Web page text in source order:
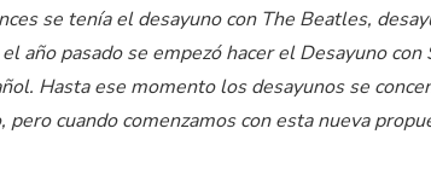
se tenía el desayuno con The Beatles,
año pasado se empezó hacer el Desayuno con
Hasta ese momento los desayunos se
cuando comenzamos con esta nueva